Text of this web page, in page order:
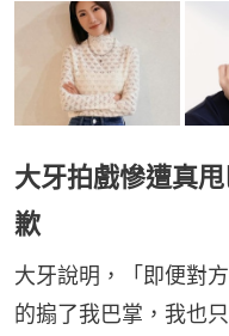
大牙拍戲慘遭真
歉
大牙說明，「即便對
的搧了我巴掌，我也